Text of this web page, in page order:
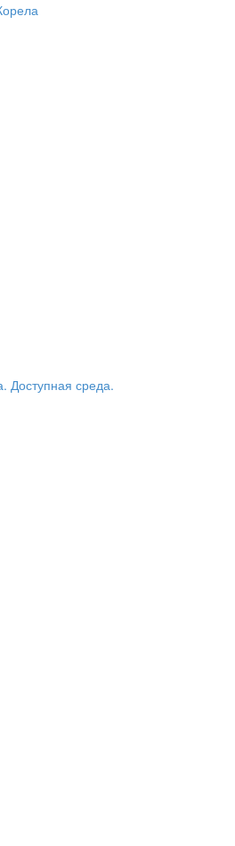
Доступная среда.